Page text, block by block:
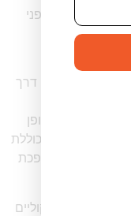
הרבה לתכנן לפני
על החלוקה
ההגשה.
החל מהקונספט, דרך
המשפיע באופן
מותג חזקה, הכוללת
מרתקת, הופכת
עם אפקטים קוליים